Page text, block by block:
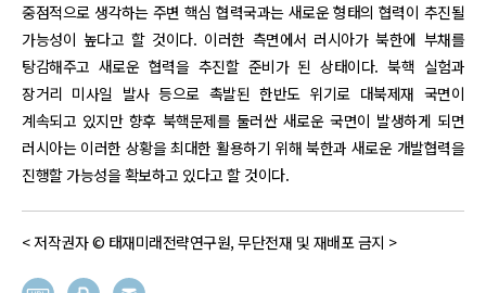
중점적으로 생각하는 주변 핵심 협력국과는 새로운 형태의 협력이 추진될
가능성이 높다고 할 것이다. 이러한 측면에서 러시아가 북한에 부채를
탕감해주고 새로운 협력을 추진할 준비가 된 상태이다. 북핵 실험과
장거리 미사일 발사 등으로 촉발된 한반도 위기로 대북제재 국면이
계속되고 있지만 향후 북핵문제를 둘러싼 새로운 국면이 발생하게 되면
러시아는 이러한 상황을 최대한 활용하기 위해 북한과 새로운 개발협력을
진행할 가능성을 확보하고 있다고 할 것이다.
< 저작권자 © 태재미래전략연구원, 무단전재 및 재배포 금지 >